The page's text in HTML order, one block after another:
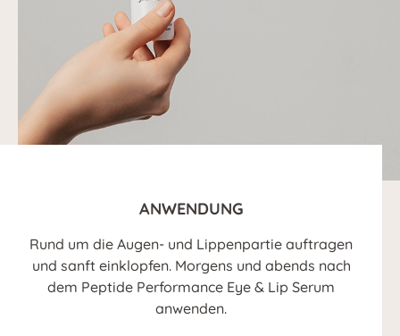
ANWENDUNG
Rund um die Augen- und Lippenpartie auftragen
und sanft einklopfen. Morgens und abends nach
dem Peptide Performance Eye & Lip Serum
anwenden.